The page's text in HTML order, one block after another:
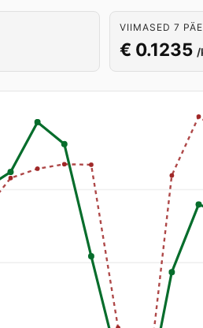
VIIMASED 7
€ 0.1235 /